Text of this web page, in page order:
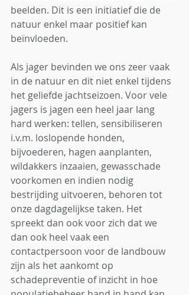
beelden. Dit is een initiatief die de
natuur enkel maar positief kan
beïnvloeden.
Als jager bevinden we ons zeer vaak
in de natuur en dit niet enkel tijdens
het geliefde jachtseizoen. Voor vele
jagers is jagen een heel jaar lang
hard werken: tellen, sensibiliseren
i.v.m. loslopende honden,
bijvoederen, hagen aanplanten,
wildakkers inzaaien, gewasschade
voorkomen en indien nodig
bestrijding uitvoeren, behoren tot
onze dagdagelijkse taken. Het
spreekt dan ook voor zich dat we
dan ook heel vaak een
contactpersoon voor de landbouw
zijn als het aankomt op
schadepreventie of inzicht in hoe